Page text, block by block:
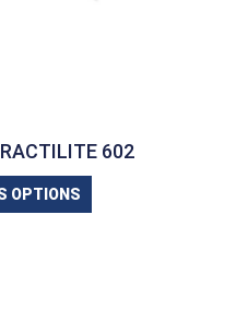
602
OPTIONS